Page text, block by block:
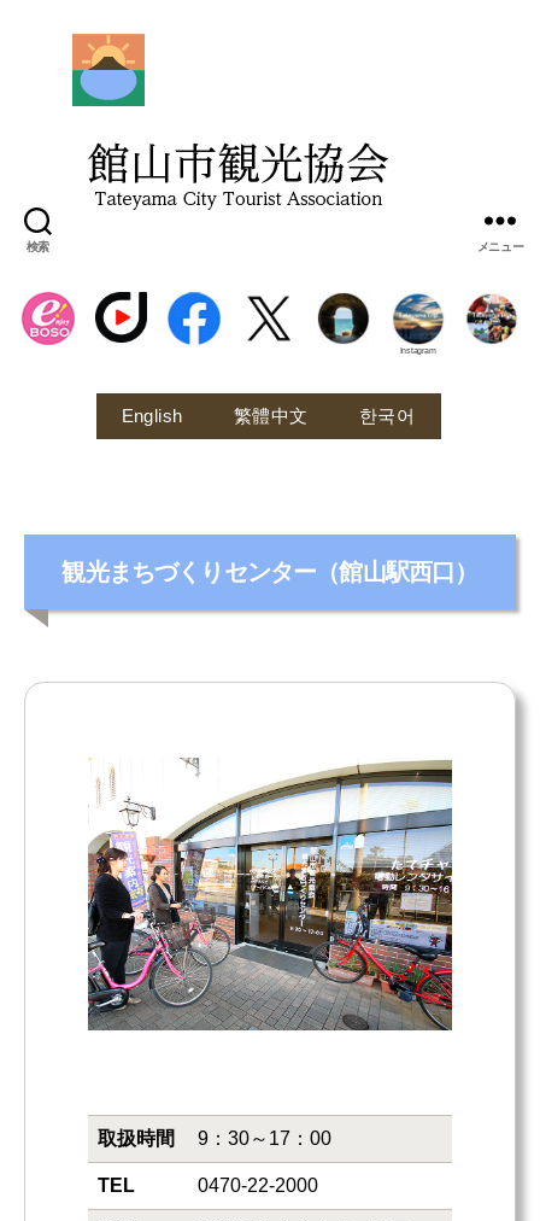
検索
光
協
会
メニュー
Instagram
English 繁體中文 한국어
テ
観光まちづくりセンター（館山駅西口）
取扱時間 9：30～17：00
TEL 0470-22-2000